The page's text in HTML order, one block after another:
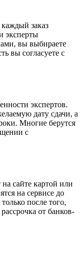
заказ
эксперты
вы выбираете
вы согласуете с
экспертов.
дату сдачи, а
Многие берутся
с
сайте картой или
на сервисе до
после того,
от банков-